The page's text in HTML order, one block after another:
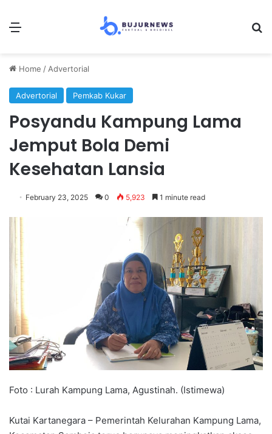
Menu
Home / Advertorial
Advertorial Pemkab Kukar
Posyandu Kampung Lama
Jemput Bola Demi
Kesehatan Lansia
February 23, 2025 0 5,923 1 minute read
Foto : Lurah Kampung Lama, Agustinah. (Istimewa)
Kutai Kartanegara – Pemerintah Kelurahan Kampung Lama,